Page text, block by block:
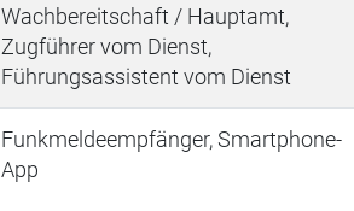
Wachbereitschaft / Hauptamt,
Zugführer vom Dienst,
Führungsassistent vom Dienst
Funkmeldeempfänger, Smartphone-
App